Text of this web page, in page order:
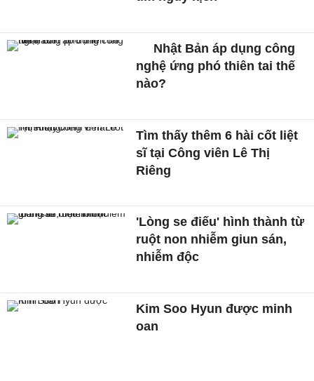
Nhật Bản áp dụng công
nghệ ứng phó thiên tai thế
nào?
Tìm thấy thêm 6 hài cốt liệt
sĩ tại Công viên Lê Thị
Riêng
'Lòng se điếu' hình thành từ
ruột non nhiễm giun sán,
nhiễm độc
Kim Soo Hyun được minh
oan